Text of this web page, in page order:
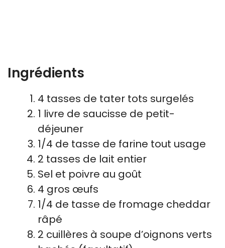
Ingrédients
4 tasses de tater tots surgelés
1 livre de saucisse de petit-
déjeuner
1/4 de tasse de farine tout usage
2 tasses de lait entier
Sel et poivre au goût
4 gros œufs
1/4 de tasse de fromage cheddar
râpé
2 cuillères à soupe d’oignons verts